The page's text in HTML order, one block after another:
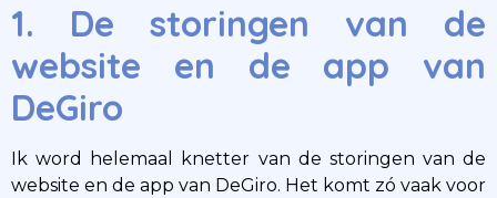
1. De storingen van de
website en de app van
DeGiro
Ik word helemaal knetter van de storingen van de
website en de app van DeGiro. Het komt zó vaak voor